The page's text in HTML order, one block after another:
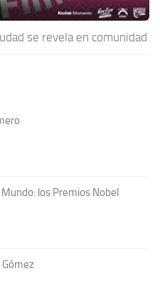
se revela en comunidad
los Premios Nobel
Gómez